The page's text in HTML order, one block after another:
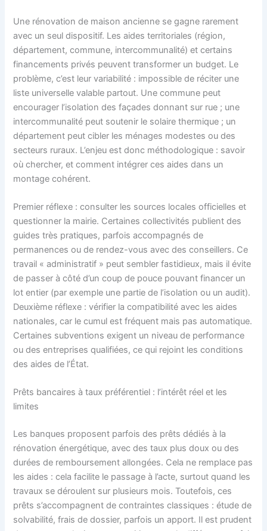
Une rénovation de maison ancienne se gagne rarement
avec un seul dispositif. Les aides territoriales (région,
département, commune, intercommunalité) et certains
financements privés peuvent transformer un budget. Le
problème, c’est leur variabilité : impossible de réciter une
liste universelle valable partout. Une commune peut
encourager l’isolation des façades donnant sur rue ; une
intercommunalité peut soutenir le solaire thermique ; un
département peut cibler les ménages modestes ou des
secteurs ruraux. L’enjeu est donc méthodologique : savoir
où chercher, et comment intégrer ces aides dans un
montage cohérent.
Premier réflexe : consulter les sources locales officielles et
questionner la mairie. Certaines collectivités publient des
guides très pratiques, parfois accompagnés de
permanences ou de rendez-vous avec des conseillers. Ce
travail « administratif » peut sembler fastidieux, mais il évite
de passer à côté d’un coup de pouce pouvant financer un
lot entier (par exemple une partie de l’isolation ou un audit).
Deuxième réflexe : vérifier la compatibilité avec les aides
nationales, car le cumul est fréquent mais pas automatique.
Certaines subventions exigent un niveau de performance
ou des entreprises qualifiées, ce qui rejoint les conditions
des aides de l’État.
Prêts bancaires à taux préférentiel : l’intérêt réel et les
limites
Les banques proposent parfois des prêts dédiés à la
rénovation énergétique, avec des taux plus doux ou des
durées de remboursement allongées. Cela ne remplace pas
les aides : cela facilite le passage à l’acte, surtout quand les
travaux se déroulent sur plusieurs mois. Toutefois, ces
prêts s’accompagnent de contraintes classiques : étude de
solvabilité, frais de dossier, parfois un apport. Il est prudent